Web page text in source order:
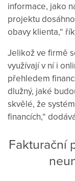
informace, jako
projektu
obavy klienta,“
Jelikož ve firmě
využívají v ní i
přehledem
dlužný, jaké
skvělé, že
financích,“
Fakturační